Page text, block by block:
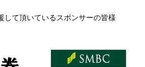
して頂いているスポンサーの皆様